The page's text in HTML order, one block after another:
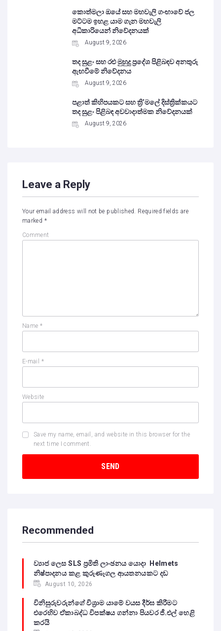
කොත්මලා ඔයේ සහ මහවැලි ගංඟාවේ ජල
මට්ටම ඉහළ යාම ගැන මහවැලි
අධිකාරියෙන් නිවේදනයක්
August 9, 2026
තද සුළං සහ රළු මුහුදු ප්‍රදේශ පිළිබඳව අනතුරු
ඇඟවීමේ නිවේදනය
August 9, 2026
පළාත් කිහිපයකට සහ ත්‍රි’මලේ දිස්ත්‍රික්කයට
තද සුළං පිළිබඳ අවවාදාත්මක නිවේදනයක්
August 9, 2026
Leave a Reply
Your email address will not be published. Required fields are
marked *
Comment
Name *
E-mail *
Website
Save my name, email, and website in this browser for the
next time I comment.
Recommended
ව්‍යාජ ලෙස SLS ප්‍රමිති ලාංඡනය යොදා Helmets
නිෂ්පාදනය කළ කුරුණෑගල ආයතනයකට දඩ
August 10, 2026
විනිසුරුවරුන්ගේ විශ්‍රාම යාමේ වයස දීර්ඝ කිරීමට
එරෙහිව ඒකාබද්ධ විපක්ෂය ගන්නා පියවර ජී.එල් හෙළි
කරයි